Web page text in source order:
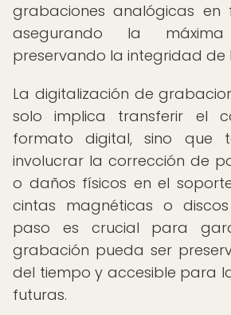
grabaciones analógicas en
asegurando la
preservando la integridad de
La digitalización de
solo implica transferir el
formato digital, sino que
involucrar la corrección de
o daños físicos en el
cintas magnéticas o
paso es crucial para
grabación pueda ser
del tiempo y accesible para
futuras.